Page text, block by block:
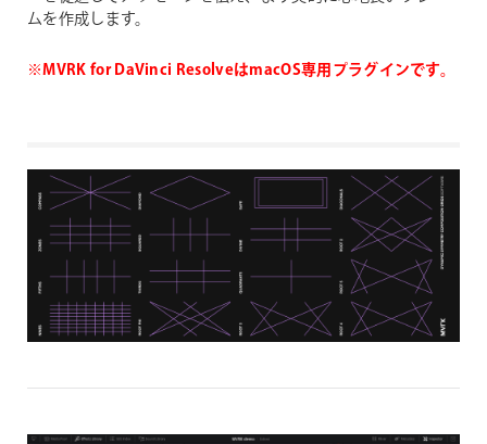
ムを作成します。
※MVRK for DaVinci ResolveはmacOS専用プラグインです。